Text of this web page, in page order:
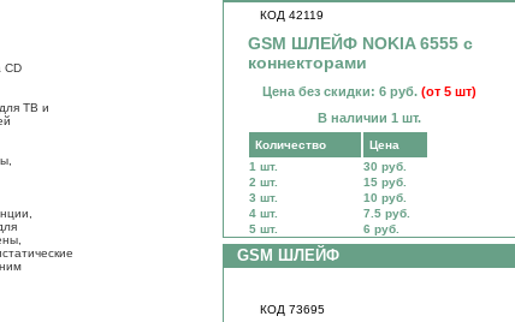
CD
ТВ и
КОД 42119
GSM ШЛЕЙФ NOKIA 6555 c
коннекторами
Цена без скидки: 6 руб. (от 5 шт)
В наличии 1 шт.
Количество
Цена
1 шт.
30 руб.
2 шт.
15 руб.
3 шт.
10 руб.
4 шт.
7.5 руб.
5 шт.
6 руб.
GSM ШЛЕЙФ
КОД 73695